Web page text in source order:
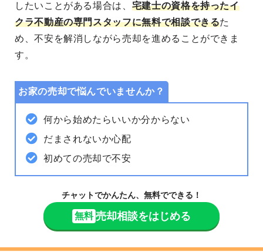
したいことがある場合は、 宅建士の資格を持ったイ
クラ不動産の専門スタッフに無料で相談できるた
め、不安を解消 しながら売却を進めることができま
す。
お家の売却で悩んでいませんか？
何から始めたらいいか分からない
だまされないか心配
初めての売却で不安
チャットでかんたん、無料でできる！
無料 売却相談をはじめる